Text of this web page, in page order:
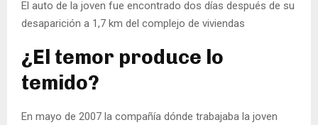
El auto de la joven fue encontrado dos días después de su
desaparición a 1,7 km del complejo de viviendas
¿El temor produce lo
temido?
En mayo de 2007 la compañía dónde trabajaba la joven